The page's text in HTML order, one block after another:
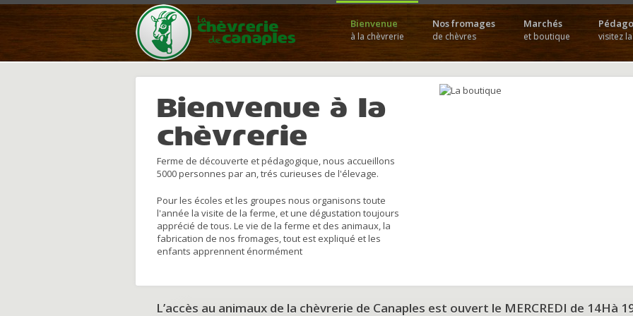
Bienvenue
à la chèvrerie
Nos fromages
de chèvres
Marchés
et boutique visitez
Bienvenue à la
chèvrerie
Ferme de découverte et pédagogique, nous accueillons
5000 personnes par an, trés curieuses de l'élevage.
Pour les écoles et les groupes nous organisons toute
l'année la visite de la ferme, et une dégustation toujours
apprécié de tous. Le vie de la ferme et des animaux, la
fabrication de nos fromages, tout est expliqué et les
enfants apprennent énormément
L’accès au animaux de la chèvrerie de Canaples est ouvert le MERCREDI de 14Hà